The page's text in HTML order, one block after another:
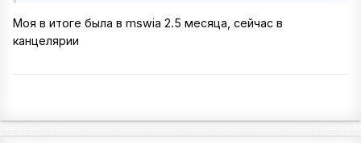
Моя в итоге была в mswia 2.5 месяца, сейчас в
канцелярии